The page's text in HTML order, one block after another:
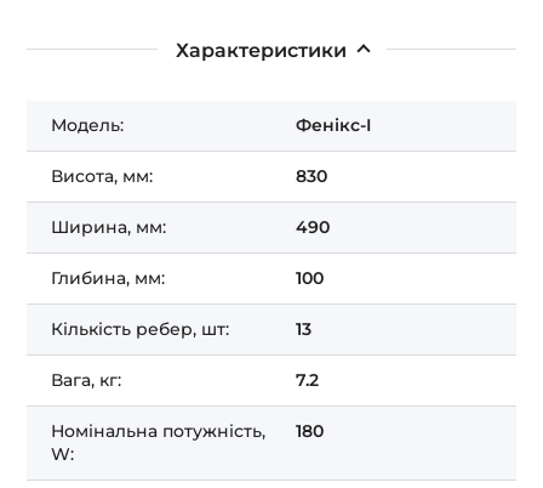
Характеристики
Модель: Фенікс-I
Висота, мм: 830
Ширина, мм: 490
Глибина, мм: 100
Кількість ребер, шт: 13
Вага, кг: 7.2
Номінальна потужність,
W:
180